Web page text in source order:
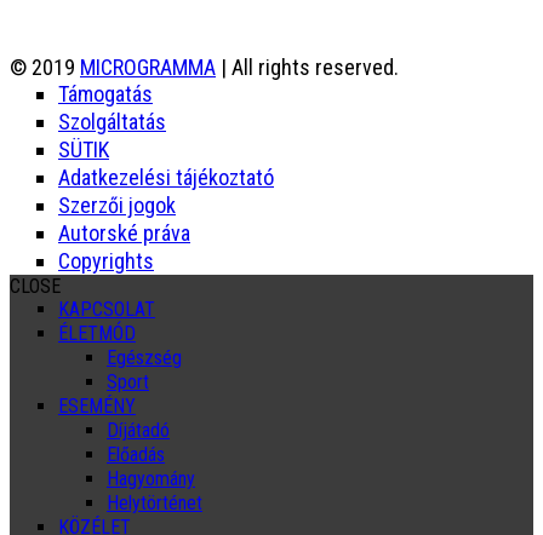
© 2019 MICROGRAMMA | All rights reserved.
Támogatás
Szolgáltatás
SÜTIK
Adatkezelési tájékoztató
Szerzői jogok
Autorské práva
Copyrights
CLOSE
KAPCSOLAT
ÉLETMÓD
Egészség
Sport
ESEMÉNY
Díjátadó
Előadás
Hagyomány
Helytörténet
KÖZÉLET